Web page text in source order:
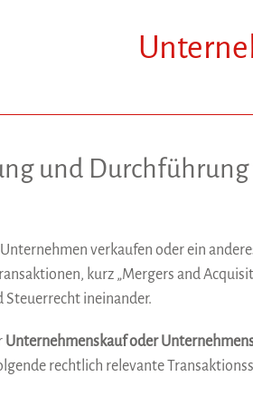
und
verkaufen oder ein
kurz „Mergers and
ineinander.
Unternehmenskauf oder
rechtlich relevante